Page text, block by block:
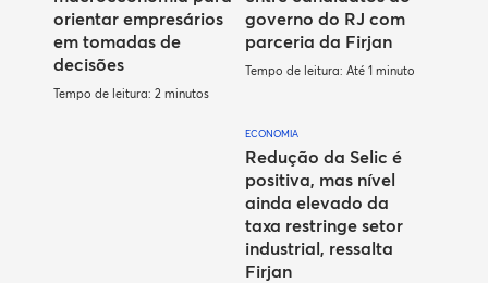
orientar empresários
em tomadas de
decisões
Tempo de leitura: 2 minutos
governo do RJ com
parceria da Firjan
Tempo de leitura: Até 1 minuto
ECONOMIA
Redução da Selic é
positiva, mas nível
ainda elevado da
taxa restringe setor
industrial, ressalta
Firjan